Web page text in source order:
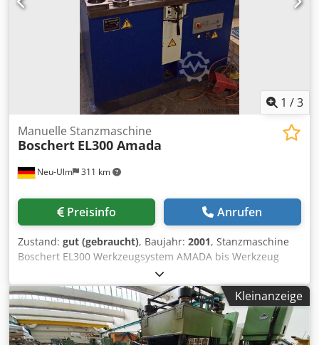
1 /3
Neu-Ulm 311 km
Manuelle Stanzmaschine
Boschert EL300 Amada
Preisinfo Anrufen
Zustand: gut (gebraucht), Baujahr: 2001, Stanzmaschine
Boschert EL300 Werkzeugsystem AMADA bis Werkzeug
Station D Durchmesser 88,9 mm Neue Werkzeugadapter
für A / B / C Station Stanzkraft: 280 kN (28 Tonnen)
Stanzarmausladung 350 mm Dkedpfx Aednny Renwsr
Seitenanschlag 500 mm rechts/links Tiefenanschlag mit
Digitalanzeige Seitenanschlaege neu, Gesamtgewicht 2300
Kleinanzeige